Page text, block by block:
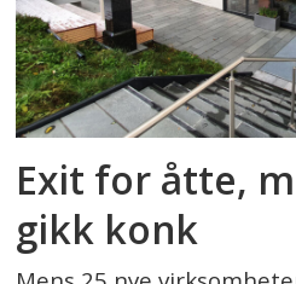
Exit for åtte,
gikk konk